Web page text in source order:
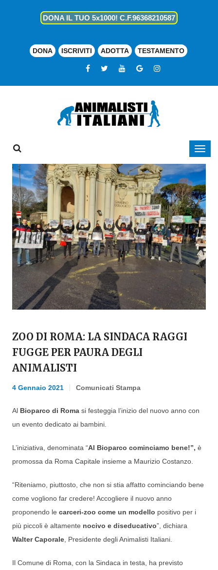
DONA IL TUO 5x1000! C.F.96368210587
DONA ISCRIVITI ADOTTA TESTAMENTO
ZOO DI ROMA: LA SINDACA RAGGI
FUGGE PER PAURA DEGLI
ANIMALISTI
4 Gennaio 2021 Comunicati Stampa
Al Bioparco di Roma si festeggia l’inizio del nuovo anno con
un evento dedicato ai bambini.
L’iniziativa, denominata “Al Bioparco cominciamo bene!”, è
promossa da Roma Capitale insieme a Maurizio Costanzo.
“Riteniamo, piuttosto, che non si stia affatto cominciando bene
come vogliono far credere! Accogliere il nuovo anno
proponendo le carceri-zoo come un modello positivo per i
più piccoli è altamente nocivo e diseducativo”, dichiara
Walter Caporale , Presidente degli Animalisti Italiani.
Il Comune di Roma, con la Sindaca in testa, ha previsto